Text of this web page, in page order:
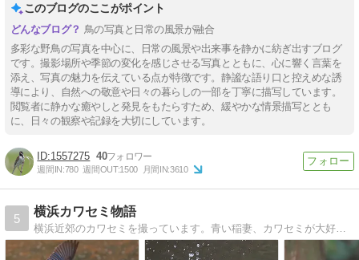
このブログのここがポイント
鳥の写真と日常の風景が融合
多彩な野鳥の写真を中心に、日常の風景や出来事を静かに紡ぎ出すブログ
です。撮影場所や季節の変化を感じさせる写真とともに、心に響く言葉を
添え、写真の魅力を伝えている点が特徴です。静謐な語り口と控えめな誘
導により、自然への敬意や日々の暮らしの一部を丁寧に描写しています。
閲覧者に静かな癒やしと発見をもたらすため、緩やかな情景描写ととも
に、日々の観察や記録を大切にしています。
1557275 40
週間IN:780 週間OUT:1500 月間IN:3610
5
横浜カワセミ物語
横浜近郊のカワセミを撮っています。青い稲妻、カワセミが大好きで公園などで写真を撮っています。